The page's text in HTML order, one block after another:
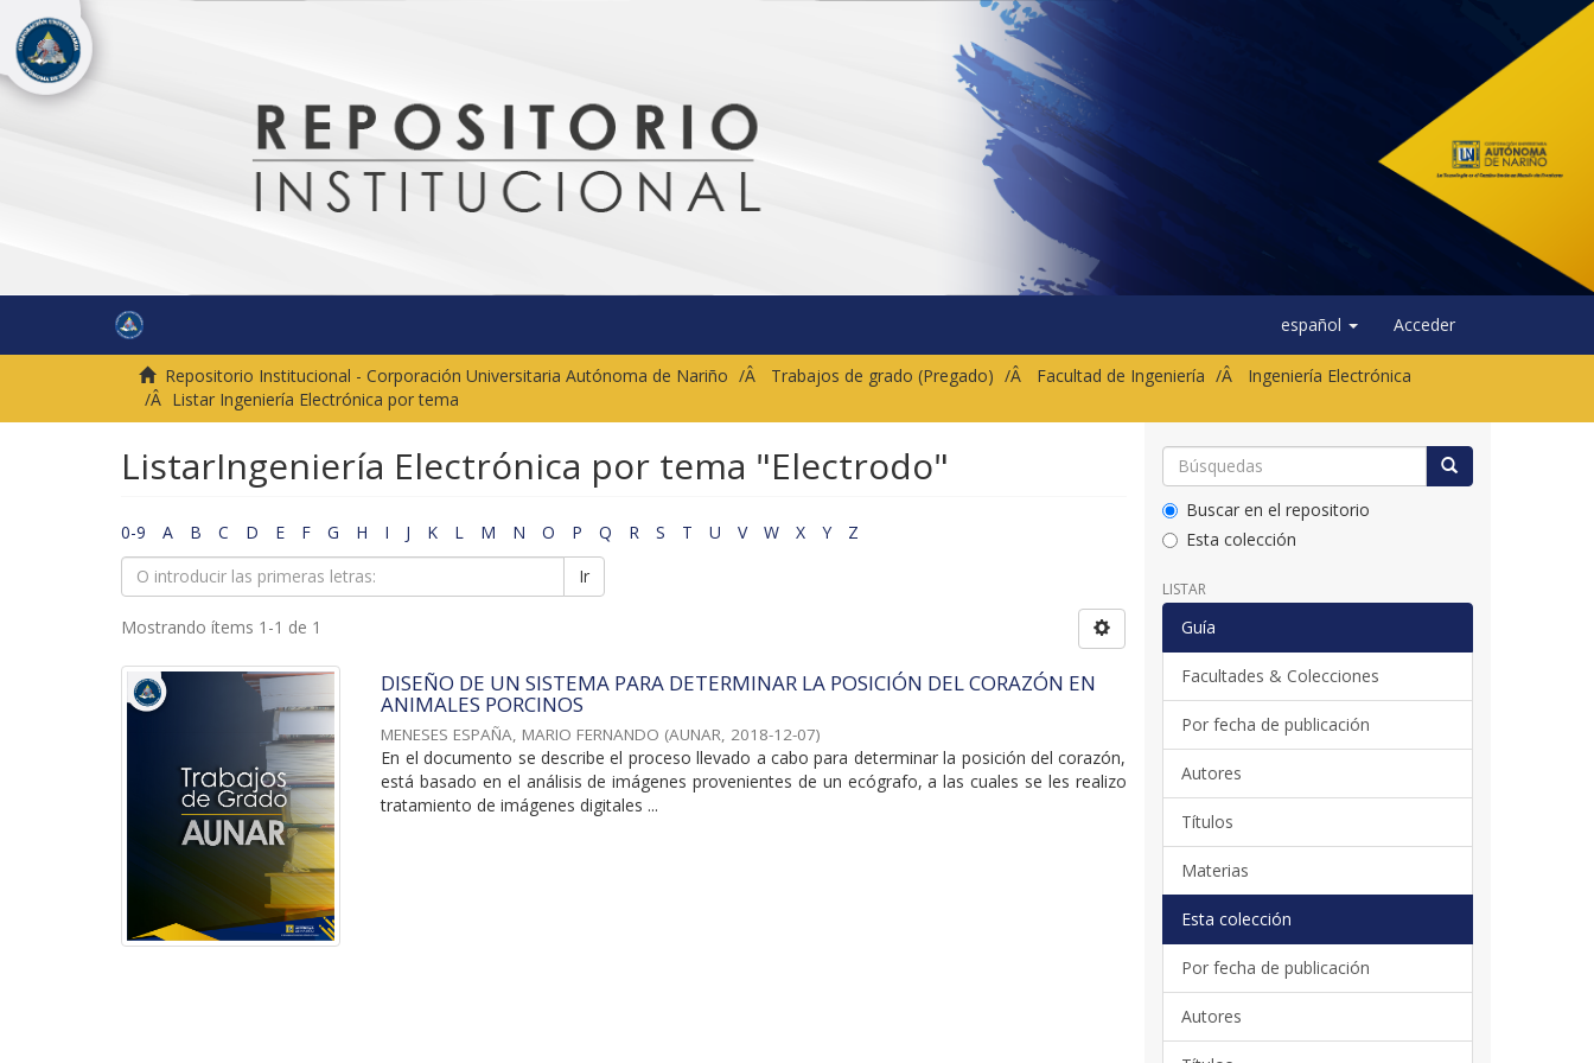
español Acceder
Repositorio Institucional - Corporación Universitaria Autónoma de Nariño Trabajos de grado (Pregado) Facultad de Ingeniería
Ingeniería Electrónica
Listar Ingeniería Electrónica por tema
ListarIngeniería Electrónica por tema "Electrodo"
0-9 A B C D E F G H I J K L M N O P Q R S T U V W X Y
Z
Ir
Mostrando ítems 1-1 de 1
DISEÑO DE UN SISTEMA PARA DETERMINAR LA POSICIÓN DEL CORAZÓN EN
ANIMALES PORCINOS
MENESES ESPAÑA, MARIO FERNANDO (AUNAR, 2018-12-07)
En el documento se describe el proceso llevado a cabo para determinar la posición del corazón,
está basado en el análisis de imágenes provenientes de un ecógrafo, a las cuales se les realizo
tratamiento de imágenes digitales ...
Buscar en el repositorio
Esta colección
LISTAR
Guía
Facultades & Colecciones
Por fecha de publicación
Autores
Títulos
Materias
Esta colección
Por fecha de publicación
Autores